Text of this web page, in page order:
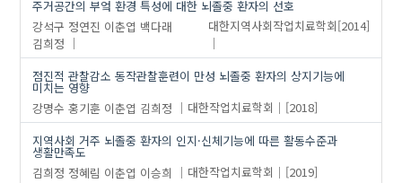
…
거울치료
부엌
상지기능
선호
인지ᆞ신체기능
편측무시
활동수준
주거공간의 부엌 환경 특성에 대한 뇌졸중 환자의 선호
강석구 정연진 이춘엽 백다래
김희정
대한지역사회작업치료학회[2014]
점진적 관찰감소 동작관찰훈련이 만성 뇌졸중 환자의 상지기능에
미치는 영향
강명수 홍기훈 이춘엽 김희정 대한작업치료학회
[2018]
지역사회 거주 뇌졸중 환자의 인지·신체기능에 따른 활동수준과
생활만족도
김희정 정혜림 이춘엽 이승희 대한작업치료학회 [2019]